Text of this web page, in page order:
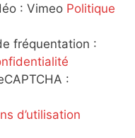
: Vimeo Politique
fréquentation :
:
d’utilisation